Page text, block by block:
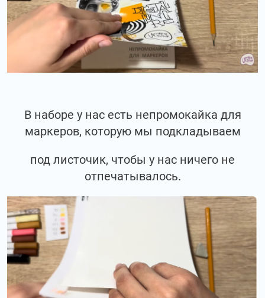
В наборе у нас есть непромокайка для
маркеров, которую мы подкладываем
под листочик, чтобы у нас ничего не
отпечатывалось.